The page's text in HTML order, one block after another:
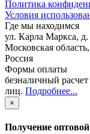
Политика
Условия
Где мы находимся
ул. Карла Маркса,
Московская область,
Россия
Формы оплаты
безналичный
лиц. Подробнее...
×
Получение